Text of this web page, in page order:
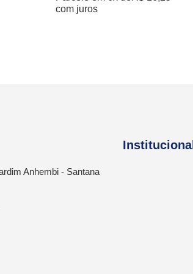
com juros
Anhembi - Santana
Institucional